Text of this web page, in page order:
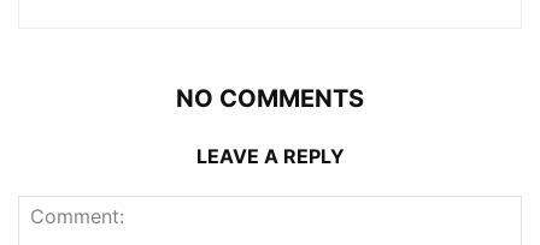
NO COMMENTS
LEAVE A REPLY